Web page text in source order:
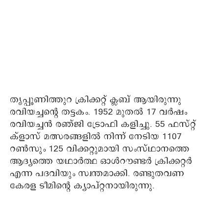
തൃപ്പൂണിത്തുറ ക്രിക്കറ്റ് ക്ലബ് ആയിരുന്നു
രവിയച്ചന്റെ തട്ടകം. 1952 മുതല്‍ 17 വര്‍ഷം
രവിയച്ചന്‍ രഞ്ജി ട്രോഫി കളിച്ചു. 55 ഫസ്റ്റ്
ക്‌ളാസ് മത്സരങ്ങളില്‍ നിന്ന് നേടിയ 1107
റണ്‍സും 125 വിക്കറ്റുമായി സംസ്ഥാനത്തെ
ആദ്യത്തെ യഥാര്‍ത്ഥ ഓള്‍റൗണ്ടര്‍ ക്രിക്കറ്റര്‍
എന്ന പദവിയും സ്വന്തമാക്കി. രണ്ടുതവണ
കേരള ടീമിന്റെ ക്യാപ്റ്റനായിരുന്നു.